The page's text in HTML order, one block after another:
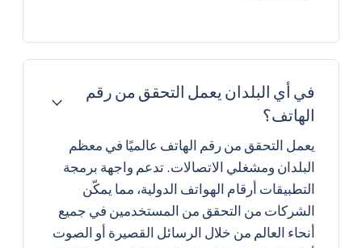
في أي البلدان يعمل التحقق من رقم
الهاتف؟
يعمل التحقق من رقم الهاتف عالميًا في معظم
البلدان ومشغلي الاتصالات. تدعم واجهة برمجة
التطبيقات أرقام الهواتف الدولية، مما يمكّن
الشركات من التحقق من المستخدمين في جميع
أنحاء العالم من خلال الرسائل القصيرة أو الصوت